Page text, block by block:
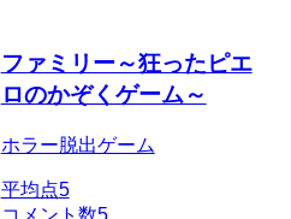
ファミリー～狂ったピエ
ロのかぞくゲーム～
ホラー脱出ゲーム
平均点5
コメント数5